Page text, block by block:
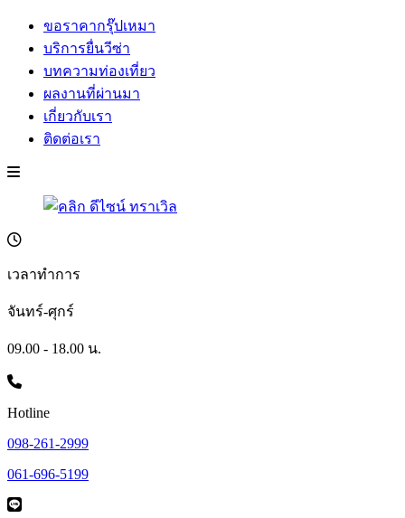
ขอราคากรุ๊ปเหมา
บริการยื่นวีซ่า
บทความท่องเที่ยว
ผลงานที่ผ่านมา
เกี่ยวกับเรา
ติดต่อเรา
เวลาทำการ
จันทร์-ศุกร์
09.00 - 18.00 น.
Hotline
098-261-2999
061-696-5199